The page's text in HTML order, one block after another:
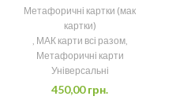
Метафоричні картки (мак
картки)
МАК карти всі разом,
Метафоричні карти
Універсальні
450,00грн.